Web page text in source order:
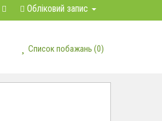
Обліковий запис
Список побажань (0)